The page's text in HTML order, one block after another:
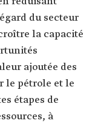
du secteur
la capacité
ajoutée des
le pétrole et le
étapes de
à